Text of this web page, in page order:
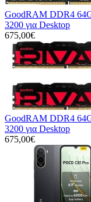
GoodRAM DDR4
3200 για Desktop
675,00€
GoodRAM DDR4
3200 για Desktop
675,00€